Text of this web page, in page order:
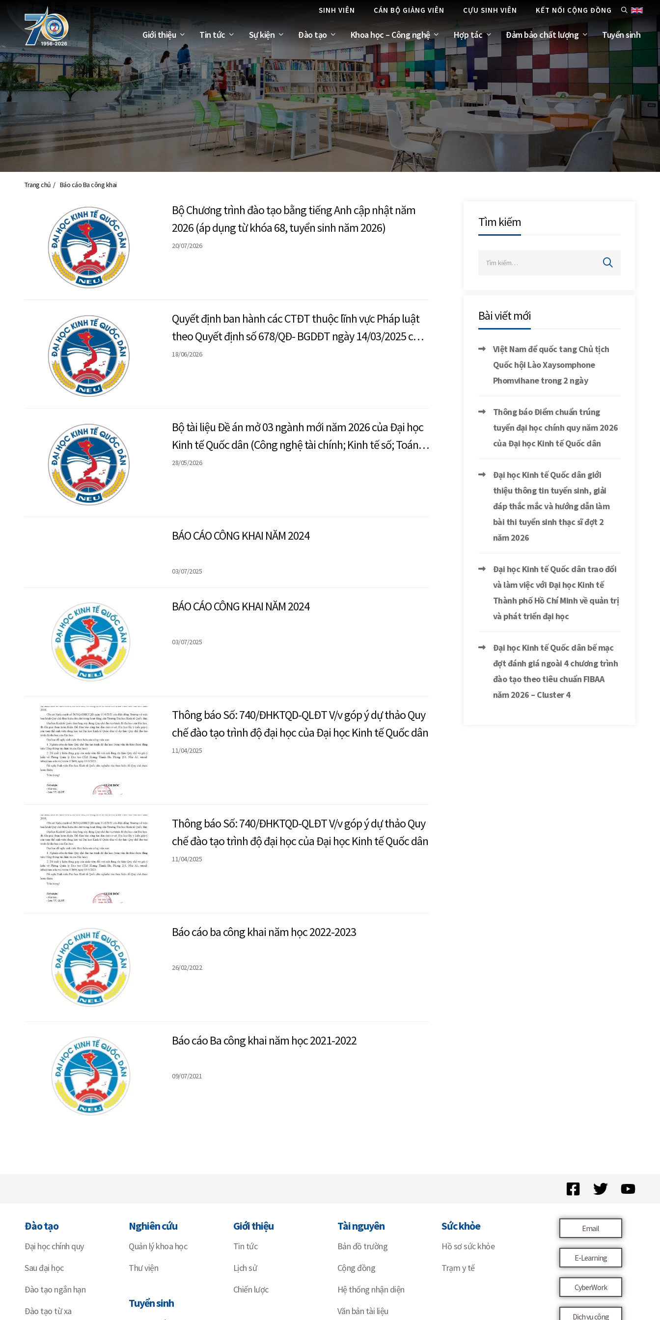
SINH VIÊN CÁN BỘ GIẢNG VIÊN CỰU SINH VIÊN KẾT NỐI CỘNG ĐỒNG
Giới thiệu Tin tức Sự kiện Đào tạo Khoa học – Công nghệ Hợp tác Đảm bảo chất lượng Tuyển sinh
Trang chủ Báo cáo Ba công khai
Bộ Chương trình đào tạo bằng tiếng Anh cập nhật năm
2026 (áp dụng từ khóa 68, tuyển sinh năm 2026)
20/07/2026
Quyết định ban hành các CTĐT thuộc lĩnh vực Pháp luật
theo Quyết định số 678/QĐ- BGDĐT ngày 14/03/2025 của
Bộ Giáo dục và Đào tạo
18/06/2026
Bộ tài liệu Đề án mở 03 ngành mới năm 2026 của Đại học
Kinh tế Quốc dân (Công nghệ tài chính; Kinh tế số; Toán
ứng dụng)
28/05/2026
BÁO CÁO CÔNG KHAI NĂM 2024
03/07/2025
BÁO CÁO CÔNG KHAI NĂM 2024
03/07/2025
Thông báo Số: 740/ĐHKTQD-QLĐT V/v góp ý dự thảo Quy
chế đào tạo trình độ đại học của Đại học Kinh tế Quốc dân
11/04/2025
Thông báo Số: 740/ĐHKTQD-QLĐT V/v góp ý dự thảo Quy
chế đào tạo trình độ đại học của Đại học Kinh tế Quốc dân
11/04/2025
Báo cáo ba công khai năm học 2022-2023
26/02/2022
Báo cáo Ba công khai năm học 2021-2022
09/07/2021
Tìm kiếm
Bài viết mới
Việt Nam để quốc tang Chủ tịch
Quốc hội Lào Xaysomphone
Phomvihane trong 2 ngày
Thông báo Điểm chuẩn trúng
tuyển đại học chính quy năm 2026
của Đại học Kinh tế Quốc dân
Đại học Kinh tế Quốc dân giới
thiệu thông tin tuyển sinh, giải
đáp thắc mắc và hướng dẫn làm
bài thi tuyển sinh thạc sĩ đợt 2
năm 2026
Đại học Kinh tế Quốc dân trao đổi
và làm việc với Đại học Kinh tế
Thành phố Hồ Chí Minh về quản trị
và phát triển đại học
Đại học Kinh tế Quốc dân bế mạc
đợt đánh giá ngoài 4 chương trình
đào tạo theo tiêu chuẩn FIBAA
năm 2026 – Cluster 4
Đào tạo
Đại học chính quy
Sau đại học
Đào tạo ngắn hạn
Đào tạo từ xa
Nghiên cứu
Quản lý khoa học
Thư viện
Tuyển sinh
Giới thiệu
Tin tức
Lịch sử
Chiến lược
Tài nguyên
Bản đồ trường
Cộng đồng
Hệ thống nhận diện
Văn bản tài liệu
Sức khỏe
Hồ sơ sức khỏe
Trạm y tế
Email
E-Learning
CyberWork
Dịch vụ công